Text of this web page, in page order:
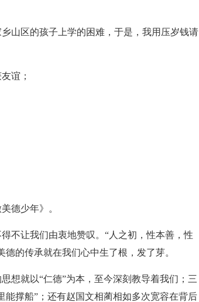
山区的孩子上学的困难，于是，我用压岁钱请
谊；
德少年》。
不让我们由衷地赞叹。“人之初，性本善，性
的传承就在我们心中生了根，发了芽。
想就以“仁德”为本，至今深刻教导着我们；三
撑船”；还有赵国文相蔺相如多次宽容在背后